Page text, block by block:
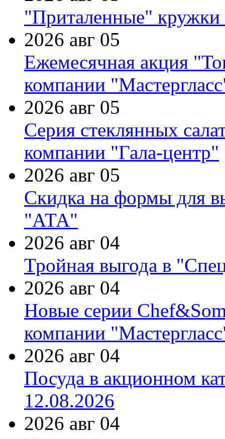
"Приталенные" кружки
2026 авг 05
Ежемесячная акция
компании
2026 авг 05
Серия стеклянных
компании "Гала-центр"
2026 авг 05
Скидка на формы для
"АТА"
2026 авг 04
Тройная выгода в
2026 авг 04
Новые серии
компании
2026 авг 04
Посуда в акционном
12.08.2026
2026 авг 04